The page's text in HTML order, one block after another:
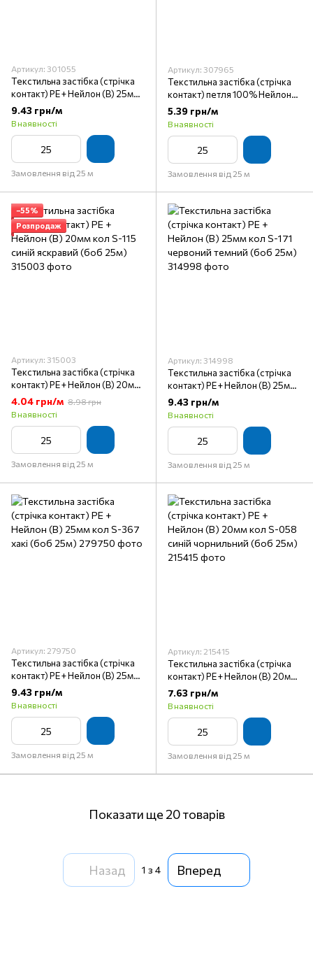
Артикул: 301055
Текстильна застібка (стрічка
контакт) PE + Нейлон (B) 25мм
кол S-890 зелений (боб 25м)
9.43 грн/м
В наявності
Замовлення від 25 м
Артикул: 307965
Текстильна застібка (стрічка
контакт) петля 100% Нейлон
(A) 20мм кол S-096 хакі (боб
25м)
5.39 грн/м
В наявності
Замовлення від 25 м
−55%
Розпродаж
Артикул: 315003
Текстильна застібка (стрічка
контакт) PE + Нейлон (B) 20мм
кол S-115 синій яскравий (боб
25м)
4.04 грн/м 8.98 грн
В наявності
Замовлення від 25 м
Артикул: 314998
Текстильна застібка (стрічка
контакт) PE + Нейлон (B) 25мм
кол S-171 червоний темний
(боб 25м)
9.43 грн/м
В наявності
Замовлення від 25 м
Артикул: 279750
Текстильна застібка (стрічка
контакт) PE + Нейлон (B) 25мм
кол S-367 хакі (боб 25м)
9.43 грн/м
В наявності
Замовлення від 25 м
Артикул: 215415
Текстильна застібка (стрічка
контакт) PE + Нейлон (B) 20мм
кол S-058 синій чорнильний
(боб 25м)
7.63 грн/м
В наявності
Замовлення від 25 м
Показати ще 20 товарів
Назад 1 з 4 Вперед